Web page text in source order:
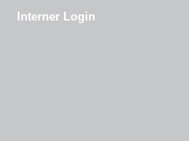
Interner Login